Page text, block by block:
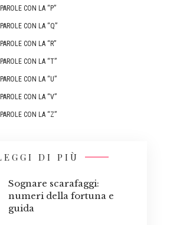
CON LA “P”
CON LA “Q”
CON LA “R”
CON LA “T”
CON LA “U”
CON LA “V”
CON LA “Z”
DI PIÙ
Sognare scarafaggi:
numeri della fortuna e
guida